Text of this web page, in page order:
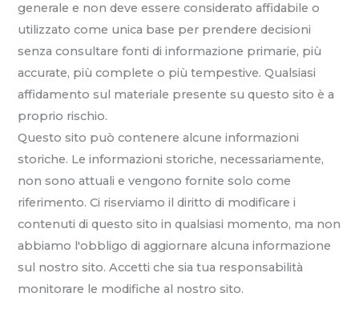
generale e non deve essere considerato affidabile o
utilizzato come unica base per prendere decisioni
senza consultare fonti di informazione primarie, più
accurate, più complete o più tempestive. Qualsiasi
affidamento sul materiale presente su questo sito è a
proprio rischio.
Questo sito può contenere alcune informazioni
storiche. Le informazioni storiche, necessariamente,
non sono attuali e vengono fornite solo come
riferimento. Ci riserviamo il diritto di modificare i
contenuti di questo sito in qualsiasi momento, ma non
abbiamo l'obbligo di aggiornare alcuna informazione
sul nostro sito. Accetti che sia tua responsabilità
monitorare le modifiche al nostro sito.